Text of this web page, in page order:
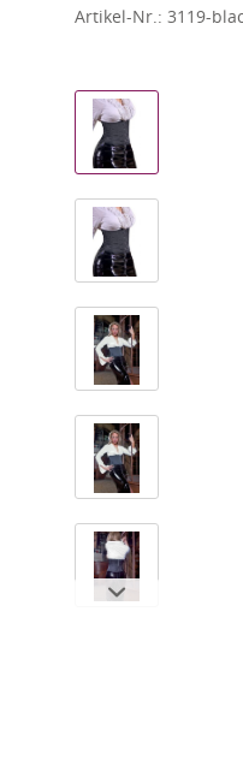
Artikel-Nr.: 3119-